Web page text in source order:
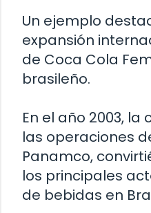
Un ejemplo
expansión
de Coca Cola
brasileño.
En el año 2003,
las operaciones
Panamco,
los principales
de bebidas en